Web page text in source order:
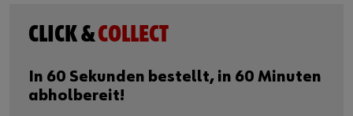
CLICK &COLLECT
In 60 Sekunden bestellt, in 60 Minuten
abholbereit!